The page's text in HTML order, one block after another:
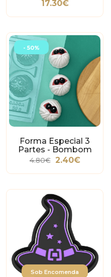
17.30€
- 50%
Forma Especial 3
Partes - Bombom
Múmia
4.80€ 2.40€
Sob Encomenda